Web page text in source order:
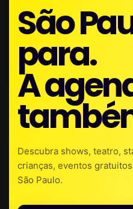
São
para.
A
Descubra shows, teatro,
crianças, eventos
São Paulo.